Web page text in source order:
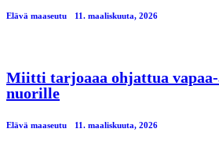
Elävä maaseutu 11. maaliskuuta, 2026
Miitti tarjoaaa ohjattua
nuorille
Elävä maaseutu 11. maaliskuuta, 2026